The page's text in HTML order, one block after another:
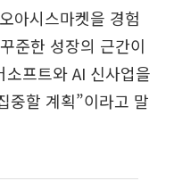
아시스마켓을 경험
준한 성장의 근간이
프트와 AI 신사업을
중할 계획”이라고 말